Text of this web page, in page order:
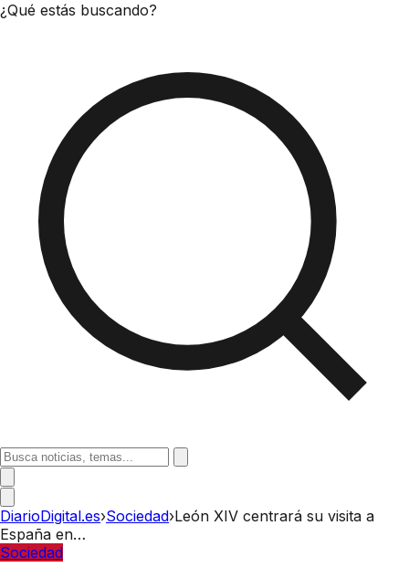
¿Qué estás buscando?
DiarioDigital.es›Sociedad›León XIV centrará su visita a
España en…
Sociedad